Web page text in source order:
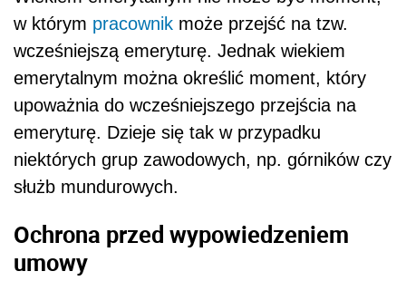
w którym pracownik może przejść na tzw.
wcześniejszą emeryturę. Jednak wiekiem
emerytalnym można określić moment, który
upoważnia do wcześniejszego przejścia na
emeryturę. Dzieje się tak w przypadku
niektórych grup zawodowych, np. górników czy
służb mundurowych.
Ochrona przed wypowiedzeniem
umowy